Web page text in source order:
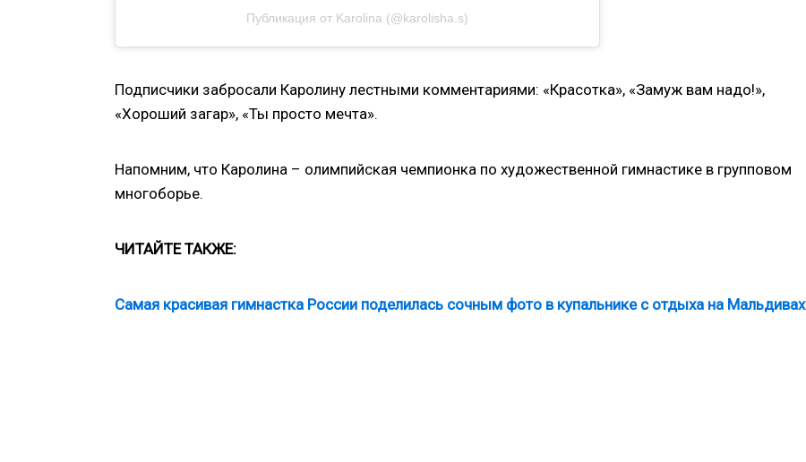
Публикация от Karolina (@karolisha.s)
Подписчики забросали Каролину лестными комментариями: «Красотка», «Замуж вам надо!»,
«Хороший загар», «Ты просто мечта».
Напомним, что Каролина – олимпийская чемпионка по художественной гимнастике в групповом
многоборье.
ЧИТАЙТЕ ТАКЖЕ:
Самая красивая гимнастка России поделилась сочным фото в купальнике с отдыха на Мальдивах